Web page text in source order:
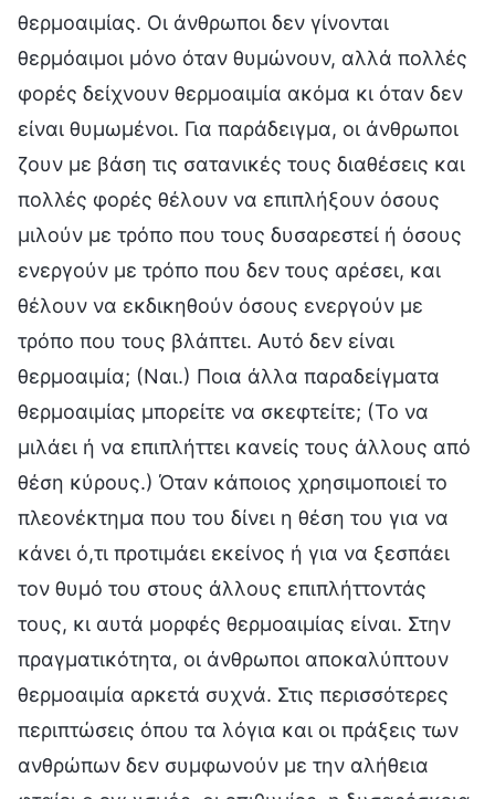
θερμοαιμίας. Οι άνθρωποι δεν γίνονται
θερμόαιμοι μόνο όταν θυμώνουν, αλλά πολλές
φορές δείχνουν θερμοαιμία ακόμα κι όταν δεν
είναι θυμωμένοι. Για παράδειγμα, οι άνθρωποι
ζουν με βάση τις σατανικές τους διαθέσεις και
πολλές φορές θέλουν να επιπλήξουν όσους
μιλούν με τρόπο που τους δυσαρεστεί ή όσους
ενεργούν με τρόπο που δεν τους αρέσει, και
θέλουν να εκδικηθούν όσους ενεργούν με
τρόπο που τους βλάπτει. Αυτό δεν είναι
θερμοαιμία; (Ναι.) Ποια άλλα παραδείγματα
θερμοαιμίας μπορείτε να σκεφτείτε; (Το να
μιλάει ή να επιπλήττει κανείς τους άλλους από
θέση κύρους.) Όταν κάποιος χρησιμοποιεί το
πλεονέκτημα που του δίνει η θέση του για να
κάνει ό,τι προτιμάει εκείνος ή για να ξεσπάει
τον θυμό του στους άλλους επιπλήττοντάς
τους, κι αυτά μορφές θερμοαιμίας είναι. Στην
πραγματικότητα, οι άνθρωποι αποκαλύπτουν
θερμοαιμία αρκετά συχνά. Στις περισσότερες
περιπτώσεις όπου τα λόγια και οι πράξεις των
ανθρώπων δεν συμφωνούν με την αλήθεια